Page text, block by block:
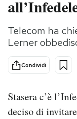
Politica
Tecnologia
Internet
Scienza
Cultura
Sport
Telecom ha
Lerner
Condividi
Stasera c’è
deciso di